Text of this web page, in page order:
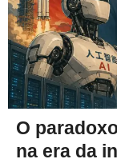
O
na era da